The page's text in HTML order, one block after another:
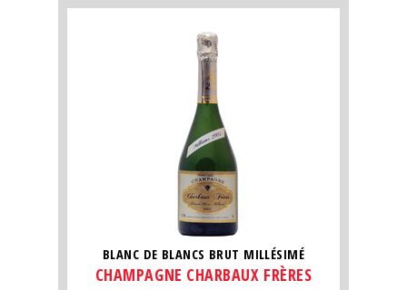
BLANC DE BLANCS BRUT MILLÉSIMÉ
CHAMPAGNE CHARBAUX FRÈRES